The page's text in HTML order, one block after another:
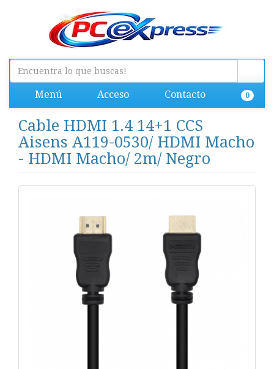
Menú Acceso Contacto 0
Cable HDMI 1.4 14+1 CCS
Aisens A119-0530/ HDMI Macho
- HDMI Macho/ 2m/ Negro